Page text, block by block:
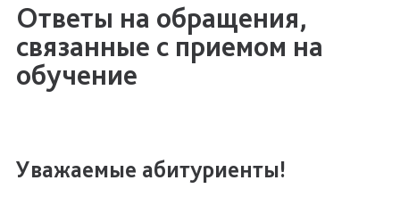
Ответы на обращения,
связанные с приемом на
обучение
Уважаемые абитуриенты!